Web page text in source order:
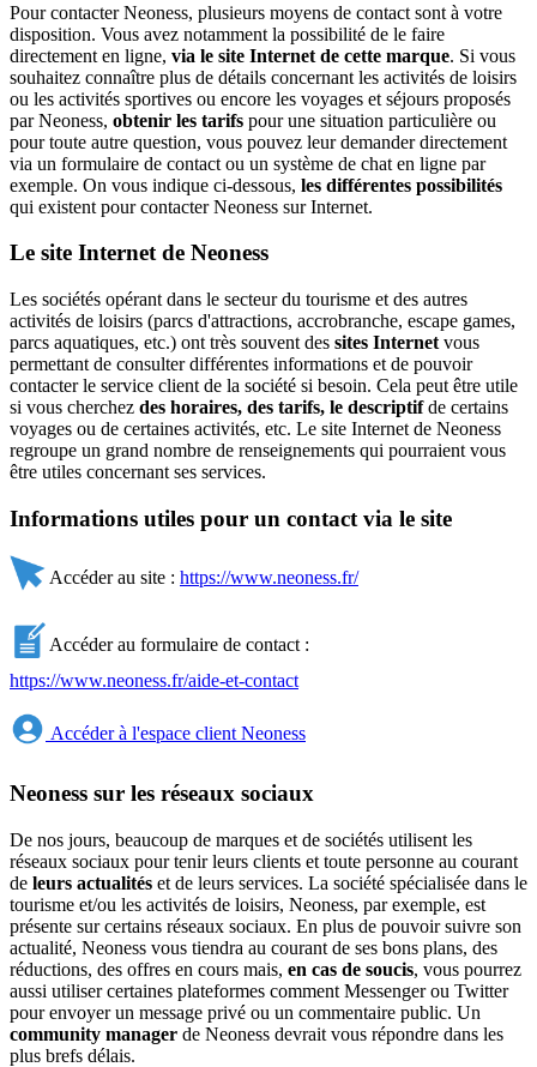
Pour contacter Neoness, plusieurs moyens de contact sont à votre
disposition. Vous avez notamment la possibilité de le faire
directement en ligne, via le site Internet de cette marque. Si vous
souhaitez connaître plus de détails concernant les activités de loisirs
ou les activités sportives ou encore les voyages et séjours proposés
par Neoness, obtenir les tarifs pour une situation particulière ou
pour toute autre question, vous pouvez leur demander directement
via un formulaire de contact ou un système de chat en ligne par
exemple. On vous indique ci-dessous, les différentes possibilités
qui existent pour contacter Neoness sur Internet.
Le site Internet de Neoness
Les sociétés opérant dans le secteur du tourisme et des autres
activités de loisirs (parcs d'attractions, accrobranche, escape games,
parcs aquatiques, etc.) ont très souvent des sites Internet vous
permettant de consulter différentes informations et de pouvoir
contacter le service client de la société si besoin. Cela peut être utile
si vous cherchez des horaires, des tarifs, le descriptifde certains
voyages ou de certaines activités, etc. Le site Internet de Neoness
regroupe un grand nombre de renseignements qui pourraient vous
être utiles concernant ses services.
Informations utiles pour un contact via le site
Accéder au site : https://www.neoness.fr/
Accéder au formulaire de contact :
https://www.neoness.fr/aide-et-contact
Accéder à l'espace client Neoness
Neoness sur les réseaux sociaux
De nos jours, beaucoup de marques et de sociétés utilisent les
réseaux sociaux pour tenir leurs clients et toute personne au courant
de leurs actualités et de leurs services. La société spécialisée dans le
tourisme et/ou les activités de loisirs, Neoness, par exemple, est
présente sur certains réseaux sociaux. En plus de pouvoir suivre son
actualité, Neoness vous tiendra au courant de ses bons plans, des
réductions, des offres en cours mais, en cas de soucis, vous pourrez
aussi utiliser certaines plateformes comment Messenger ou Twitter
pour envoyer un message privé ou un commentaire public. Un
community manager de Neoness devrait vous répondre dans les
plus brefs délais.